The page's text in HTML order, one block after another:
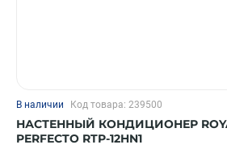
В наличии Код товара: 239500
НАСТЕННЫЙ КОНДИЦИОНЕР
PERFECTO RTP-12HN1